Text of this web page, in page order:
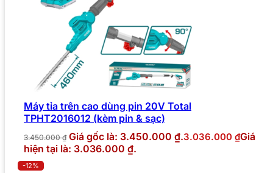
Máy tỉa trên cao dùng pin 20V Total
TPHT2016012 (kèm pin & sạc)
3.450.000₫ Giá gốc là: 3.450.000 ₫.3.036.000 ₫Giá
hiện tại là: 3.036.000 ₫.
-12%